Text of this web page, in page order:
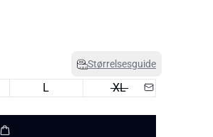
Størrelsesguide
L
XL